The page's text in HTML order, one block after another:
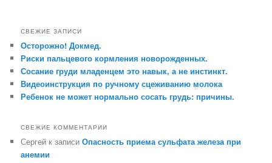
СВЕЖИЕ ЗАПИСИ
Осторожно! Докмед.
Риски пальцевого кормления новорожденных.
Сосание груди младенцем это навык, а не инстинкт.
Видеоинструкция по ручному сцеживанию молока
Ребенок не может нормально сосать грудь: причины.
СВЕЖИЕ КОММЕНТАРИИ
Сергей к записиОпасность приема сульфата железа при
анемии